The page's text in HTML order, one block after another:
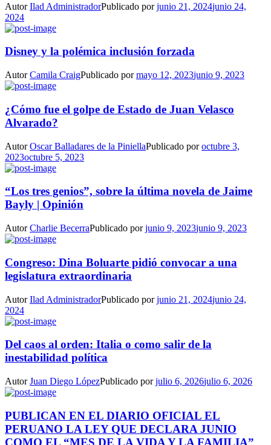
AutorIlad AdministradorPublicado porjunio 21, 2024junio 24,
2024
Disney y la polémica inclusión forzada
AutorCamila CraigPublicado pormayo 12, 2023junio 9, 2023
¿Cómo fue el golpe de Estado de Juan Velasco
Alvarado?
AutorOscar Balladares de la PiniellaPublicado poroctubre 3,
2023octubre 5, 2023
“Los tres genios”, sobre la última novela de Jaime
Bayly | Opinión
AutorCharlie BecerraPublicado porjunio 9, 2023junio 9, 2023
Congreso: Dina Boluarte pidió convocar a una
legislatura extraordinaria
AutorIlad AdministradorPublicado porjunio 21, 2024junio 24,
2024
Del caos al orden: Italia o como salir de la
inestabilidad política
AutorJuan Diego LópezPublicado porjulio 6, 2026julio 6, 2026
PUBLICAN EN EL DIARIO OFICIAL EL
PERUANO LA LEY QUE DECLARA JUNIO
COMO EL “MES DE LA VIDA Y LA FAMILIA”